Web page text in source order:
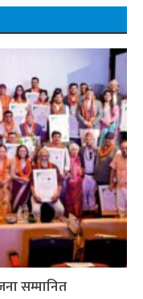
सम्मानित